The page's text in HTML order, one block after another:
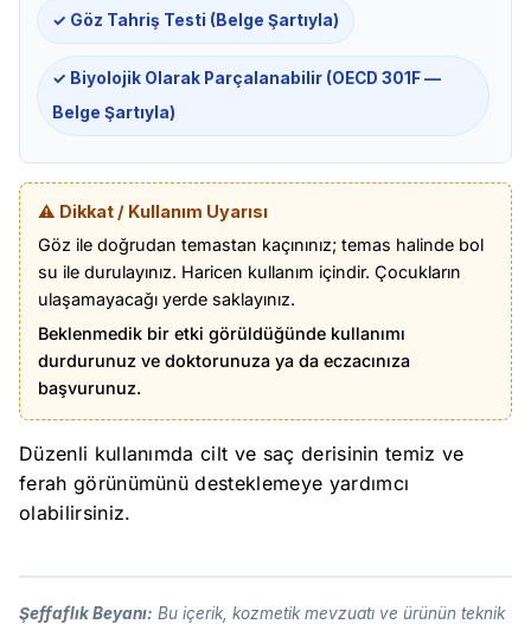
✓ Göz Tahriş Testi (Belge Şartıyla)
✓ Biyolojik Olarak Parçalanabilir (OECD 301F —
Belge Şartıyla)
⚠️ Dikkat / Kullanım Uyarısı
Göz ile doğrudan temastan kaçınınız; temas halinde bol
su ile durulayınız. Haricen kullanım içindir. Çocukların
ulaşamayacağı yerde saklayınız.
Beklenmedik bir etki görüldüğünde kullanımı
durdurunuz ve doktorunuza ya da eczacınıza
başvurunuz.
Düzenli kullanımda cilt ve saç derisinin temiz ve
ferah görünümünü desteklemeye yardımcı
olabilirsiniz.
Şeffaflık Beyanı: Bu içerik, kozmetik mevzuatı ve ürünün teknik